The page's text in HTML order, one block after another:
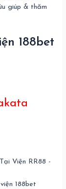
giúp & thăm
188bet
188bet